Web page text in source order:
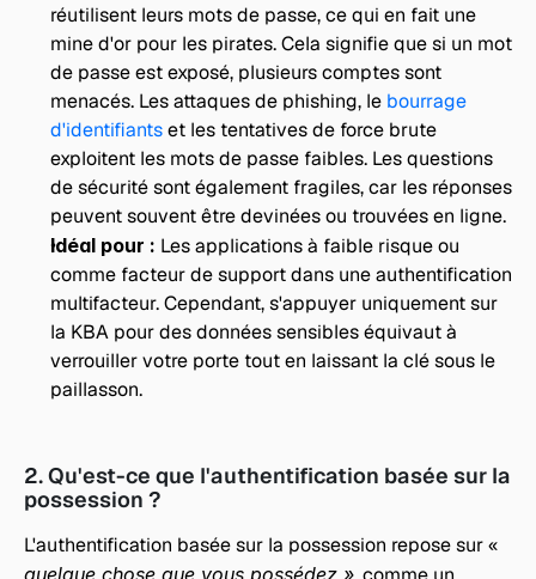
réutilisent leurs mots de passe, ce qui en fait une
mine d'or pour les pirates.Cela signifie que si un mot
de passe est exposé, plusieurs comptes sont
menacés. Les attaques de phishing, le bourrage
d'identifiants et les tentatives de force brute
exploitent les mots de passe faibles. Les questions
de sécurité sont également fragiles, car les réponses
peuvent souvent être devinées ou trouvées en ligne.
Idéal pour : Les applications à faible risque ou
comme facteur de support dans une authentification
multifacteur. Cependant, s'appuyer uniquement sur
la KBA pour des données sensibles équivaut à
verrouiller votre porte tout en laissant la clé sous le
paillasson.
2. Qu'est-ce que l'authentification basée sur la
possession ?
quelque chose que vous possédez »